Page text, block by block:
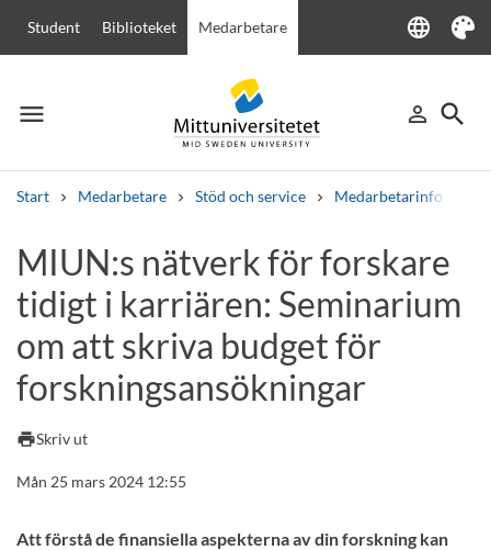
Student Biblioteket Medarbetare language
Language
Tema
menu
Meny person_outline
Logga in
search
Sök
Start Medarbetare Stöd och service Medarbetarinfo
Andra söktjänster
Kurser och programKursplaner VälkomstbrevPersonal
Lediga jobb
MIUN:s nätverk för forskare
tidigt i karriären: Seminarium
om att skriva budget för
forskningsansökningar
printSkriv ut
Mån 25 mars 2024 12:55
Att förstå de finansiella aspekterna av din forskning kan